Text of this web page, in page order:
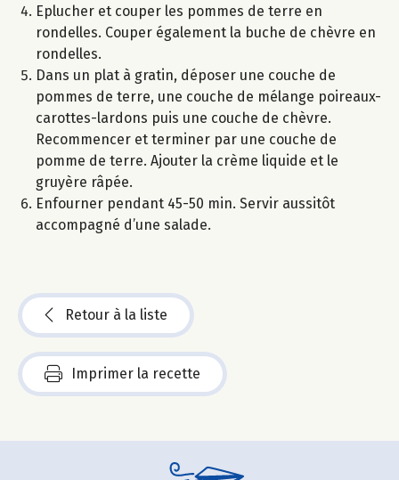
Eplucher et couper les pommes de terre en
rondelles. Couper également la buche de chèvre en
rondelles.
Dans un plat à gratin, déposer une couche de
pommes de terre, une couche de mélange poireaux-
carottes-lardons puis une couche de chèvre.
Recommencer et terminer par une couche de
pomme de terre. Ajouter la crème liquide et le
gruyère râpée.
Enfourner pendant 45-50 min. Servir aussitôt
accompagné d’une salade.
Retour à la liste
Imprimer la recette